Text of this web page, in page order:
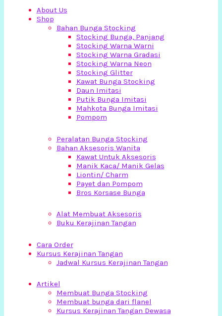
About Us
Shop
Bahan Bunga Stocking
Stocking Bunga, Panjang
Stocking Warna Warni
Stocking Warna Gradasi
Stocking Warna Neon
Stocking Glitter
Kawat Bunga Stocking
Daun Imitasi
Putik Bunga Imitasi
Mahkota Bunga Imitasi
Pompom
Peralatan Bunga Stocking
Bahan Aksesoris Wanita
Kawat Untuk Aksesoris
Manik Kaca/ Manik Gelas
Liontin/ Charm
Payet dan Pompom
Bros Korsase Bunga
Alat Membuat Aksesoris
Buku Kerajinan Tangan
Cara Order
Kursus Kerajinan Tangan
Jadwal Kursus Kerajinan Tangan
Artikel
Membuat Bunga Stocking
Membuat bunga dari flanel
Kursus Kerajinan Tangan Dewasa